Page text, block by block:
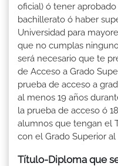
oficial) ó tener
bachillerato ó haber
Universidad para
que no cumplas
será necesario que te
de Acceso a Grado
prueba de acceso a
al menos 19 años
la prueba de acceso ó
alumnos que tengan el
con el Grado Superior
Título-Diploma que